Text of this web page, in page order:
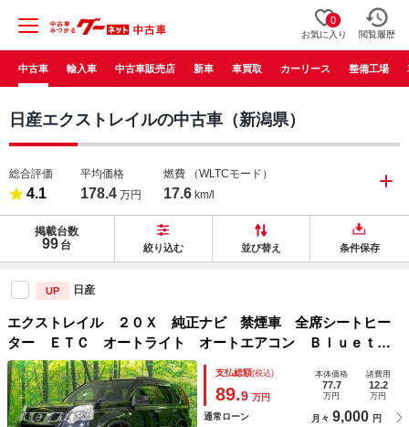
0
お気に入り 閲覧履歴
中古車 輸入車 中古車販売店 新車 車買取 カーリース 整備工場
日産エクストレイルの中古車（新潟県）
総合評価
4.1
平均価格
178.4 万円
燃費 （WLTCモード）
17.6 km/l
掲載台数
99 台 絞り込む 並び替え 条件保存
UP 日産
エクストレイル ２０Ｘ 純正ナビ 禁煙車 全席シートヒー
ター ＥＴＣ オートライト オートエアコン Ｂｌｕｅｔｏ
ｏｔｈ接続 ＣＤ再生 バックカメラ スマートキー 盗難防
止装置 電動格納ミラー 横滑り防止装置
支払総額(税込)
89.9 万円
本体価格
77.7
万円
諸費用
12.2
万円
通常ローン 月々 9,000 円